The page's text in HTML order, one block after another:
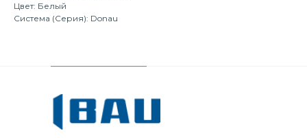
Цвет: Белый
Система (Серия): Donau